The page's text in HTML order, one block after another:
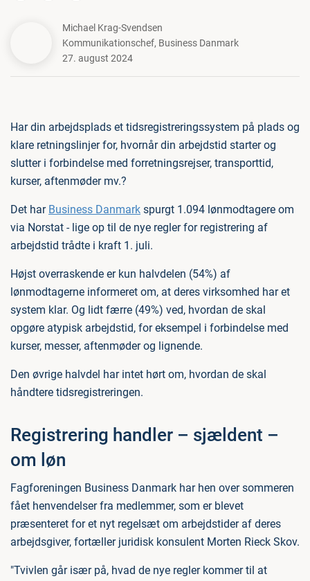
Michael Krag-Svendsen
Kommunikationschef, Business Danmark
27. august 2024
Har din arbejdsplads et tidsregistreringssystem på plads og
klare retningslinjer for, hvornår din arbejdstid starter og
slutter i forbindelse med forretningsrejser, transporttid,
kurser, aftenmøder mv.?
Det har Business Danmark spurgt 1.094 lønmodtagere om
via Norstat - lige op til de nye regler for registrering af
arbejdstid trådte i kraft 1. juli.
Højst overraskende er kun halvdelen (54%) af
lønmodtagerne informeret om, at deres virksomhed har et
system klar. Og lidt færre (49%) ved, hvordan de skal
opgøre atypisk arbejdstid, for eksempel i forbindelse med
kurser, messer, aftenmøder og lignende.
Den øvrige halvdel har intet hørt om, hvordan de skal
håndtere tidsregistreringen.
Registrering handler – sjældent –
om løn
Fagforeningen Business Danmark har hen over sommeren
fået henvendelser fra medlemmer, som er blevet
præsenteret for et nyt regelsæt om arbejdstider af deres
arbejdsgiver, fortæller juridisk konsulent Morten Rieck Skov.
"Tvivlen går især på, hvad de nye regler kommer til at